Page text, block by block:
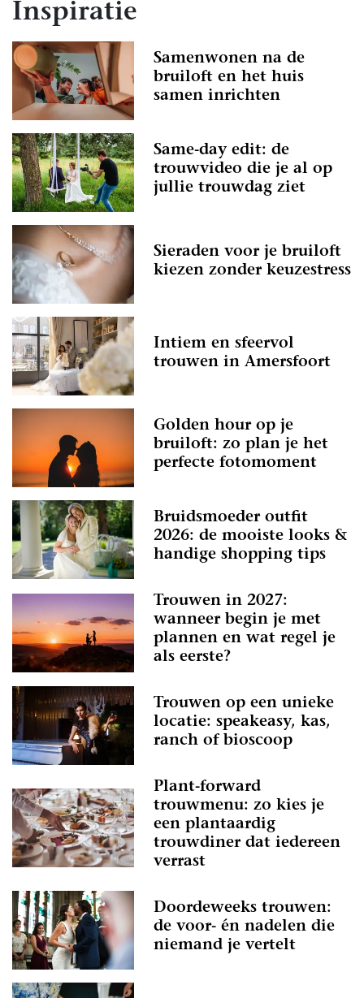
Inspiratie
Samenwonen na de
bruiloft en het huis
samen inrichten
Same-day edit: de
trouwvideo die je al op
jullie trouwdag ziet
Sieraden voor je bruiloft
kiezen zonder keuzestress
Intiem en sfeervol
trouwen in Amersfoort
Golden hour op je
bruiloft: zo plan je het
perfecte fotomoment
Bruidsmoeder outfit
2026: de mooiste looks &
handige shopping tips
Trouwen in 2027:
wanneer begin je met
plannen en wat regel je
als eerste?
Trouwen op een unieke
locatie: speakeasy, kas,
ranch of bioscoop
Plant-forward
trouwmenu: zo kies je
een plantaardig
trouwdiner dat iedereen
verrast
Doordeweeks trouwen:
de voor- én nadelen die
niemand je vertelt